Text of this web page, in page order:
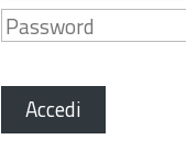
Accedi